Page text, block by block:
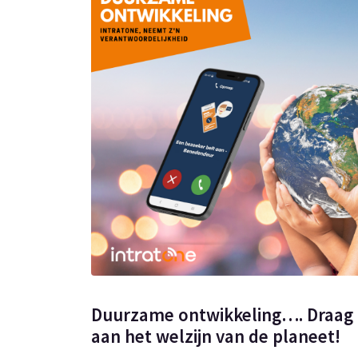
Duurzame ontwikkeling…. Draag
aan het welzijn van de planeet!